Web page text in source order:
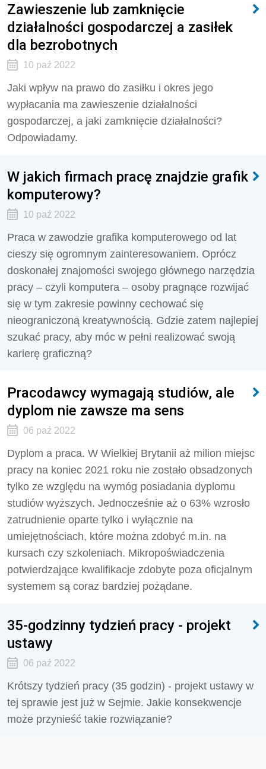
Zawieszenie lub zamknięcie
działalności gospodarczej a zasiłek
dla bezrobotnych
10 paź 2022
Jaki wpływ na prawo do zasiłku i okres jego
wypłacania ma zawieszenie działalności
gospodarczej, a jaki zamknięcie działalności?
Odpowiadamy.
W jakich firmach pracę znajdzie grafik
komputerowy?
10 paź 2022
Praca w zawodzie grafika komputerowego od lat
cieszy się ogromnym zainteresowaniem. Oprócz
doskonałej znajomości swojego głównego narzędzia
pracy – czyli komputera – osoby pragnące rozwijać
się w tym zakresie powinny cechować się
nieograniczoną kreatywnością. Gdzie zatem najlepiej
szukać pracy, aby móc w pełni realizować swoją
karierę graficzną?
Pracodawcy wymagają studiów, ale
dyplom nie zawsze ma sens
06 paź 2022
Dyplom a praca. W Wielkiej Brytanii aż milion miejsc
pracy na koniec 2021 roku nie zostało obsadzonych
tylko ze względu na wymóg posiadania dyplomu
studiów wyższych. Jednocześnie aż o 63% wzrosło
zatrudnienie oparte tylko i wyłącznie na
umiejętnościach, które można zdobyć m.in. na
kursach czy szkoleniach. Mikropoświadczenia
potwierdzające kwalifikacje zdobyte poza oficjalnym
systemem są coraz bardziej pożądane.
35-godzinny tydzień pracy - projekt
ustawy
06 paź 2022
Krótszy tydzień pracy (35 godzin) - projekt ustawy w
tej sprawie jest już w Sejmie. Jakie konsekwencje
może przynieść takie rozwiązanie?